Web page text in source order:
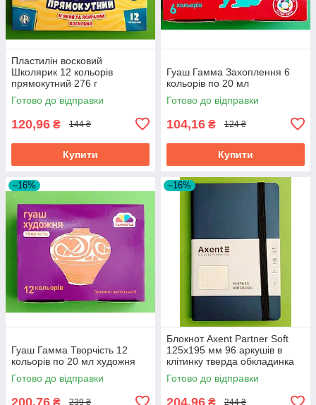
Пластилін восковий
Школярик 12 кольорів
прямокутний 276 г
Готово до відправки
120,96 ₴ 144 ₴
Купити
Гуаш Гамма Захоплення 6
кольорів по 20 мл
Готово до відправки
104,16 ₴ 124 ₴
Купити
–16%
Гуаш Гамма Творчість 12
кольорів по 20 мл художня
Готово до відправки
200,76 ₴ 239 ₴
–16%
Блокнот Axent Partner Soft
125х195 мм 96 аркушів в
клітинку тверда обкладинка
синій
Готово до відправки
204,96 ₴ 244 ₴